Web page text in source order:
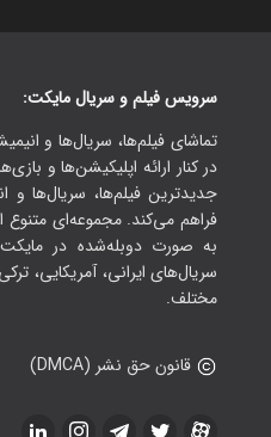
سرویس فیلم و سریال مایکت:
تماشای فیلم‌ها، سریال‌ها و
در کنار ارائه اپلیکیشن‌ها و
جدیدترین فیلم‌ها، سریال‌ها و
فراهم می‌کند. مجموعه‌ای متنوع
به صورت دوبله‌شده در مایکت
سریال‌های ایرانی، آمریکایی،
مختلف.
قانون حق نشر (DMCA)